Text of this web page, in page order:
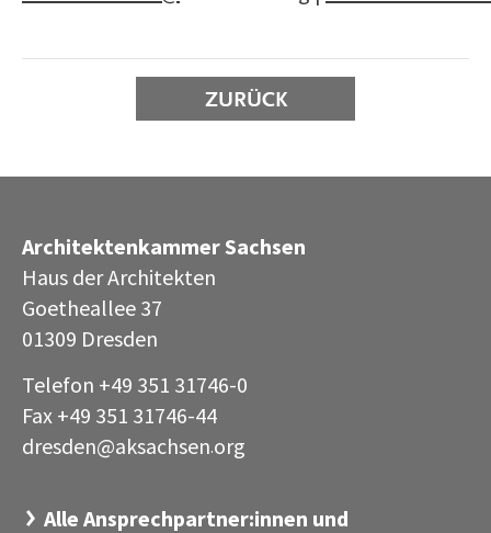
ZURÜCK
Architektenkammer Sachsen
Haus der Architekten
Goetheallee 37
01309 Dresden
Telefon +49 351 31746-0
Fax +49 351 31746-44
dresden@aksachsen·org
Alle Ansprechpartner:innen und